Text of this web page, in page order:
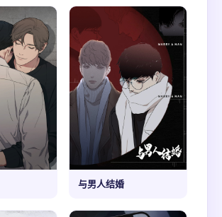
与男人结婚